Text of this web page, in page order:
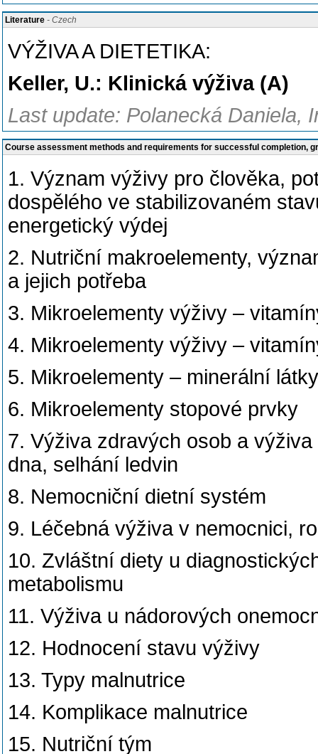
Literature - Czech
VÝŽIVA A DIETETIKA:
Keller, U.: Klinická výživa (A)
Last update: Polanecká Daniela,
Course assessment methods and requirements for successful completion,
1. Význam výživy pro člověka,
dospělého ve stabilizovaném
energetický výdej
2. Nutriční makroelementy,
a jejich potřeba
3. Mikroelementy výživy –
4. Mikroelementy výživy –
5. Mikroelementy – minerální látky
6. Mikroelementy stopové prvky
7. Výživa zdravých osob a
dna, selhání ledvin
8. Nemocniční dietní systém
9. Léčebná výživa v nemocnici,
10. Zvláštní diety u
metabolismu
11. Výživa u nádorových
12. Hodnocení stavu výživy
13. Typy malnutrice
14. Komplikace malnutrice
15. Nutriční tým